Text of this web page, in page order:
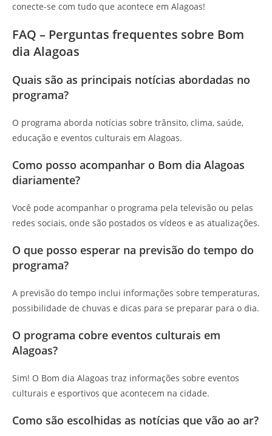
conecte-se com tudo que acontece em Alagoas!
FAQ – Perguntas frequentes sobre Bom
dia Alagoas
Quais são as principais notícias abordadas no
programa?
O programa aborda notícias sobre trânsito, clima, saúde,
educação e eventos culturais em Alagoas.
Como posso acompanhar o Bom dia Alagoas
diariamente?
Você pode acompanhar o programa pela televisão ou pelas
redes sociais, onde são postados os vídeos e as atualizações.
O que posso esperar na previsão do tempo do
programa?
A previsão do tempo inclui informações sobre temperaturas,
possibilidade de chuvas e dicas para se preparar para o dia.
O programa cobre eventos culturais em
Alagoas?
Sim! O Bom dia Alagoas traz informações sobre eventos
culturais e esportivos que acontecem na cidade.
Como são escolhidas as notícias que vão ao ar?